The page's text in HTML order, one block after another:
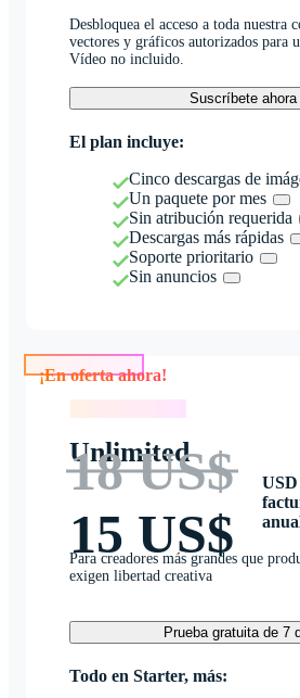
Desbloquea el acceso a toda nuestra
vectores y gráficos autorizados para
Vídeo no incluido.
Suscríbete ahora
El plan incluye:
Cinco descargas de
Un paquete por mes
Sin atribución requerida
Descargas más rápidas
Soporte prioritario
Sin anuncios
Unlimited
18 US$
15 US$
Para creadores más grandes que
exigen libertad creativa
Prueba gratuita de 7
Todo en Starter, más: